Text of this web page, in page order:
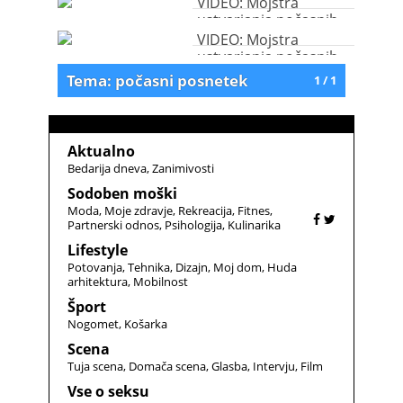
ustvarjanja počasnih
posnetkov
VIDEO: Mojstra
ustvarjanja počasnih
posnetkov
1 / 1
Tema: počasni posnetek
Aktualno
Bedarija dneva Zanimivosti
Sodoben moški
Moda Moje zdravje Rekreacija Fitnes
Partnerski odnos Psihologija Kulinarika
Lifestyle
Potovanja Tehnika Dizajn Moj dom Huda
arhitektura Mobilnost
Šport
Nogomet Košarka
Scena
Tuja scena Domača scena Glasba Intervju Film
Vse o seksu